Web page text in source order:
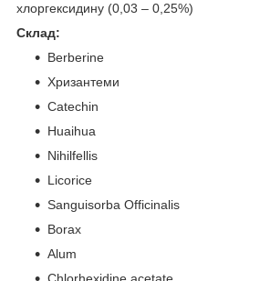
хлоргексидину (0,03 – 0,25%)
Склад:
Berberine
Хризантеми
Catechin
Huaihua
Nihilfellis
Licorice
Sanguisorba Officinalis
Borax
Alum